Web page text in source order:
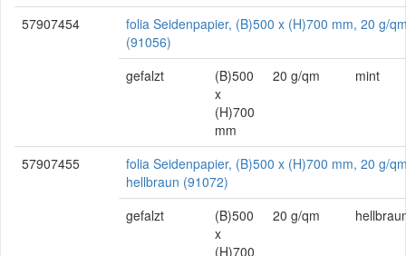
57907454
folia Seidenpapier, (B)500 x (H)700 mm, 20 g/
(91056)
gefalzt
(B)500
x
(H)700
mm
20 g/qm mint
57907455
folia Seidenpapier, (B)500 x (H)700 mm, 20 g/
hellbraun (91072)
gefalzt
(B)500
x
(H)700
20 g/qm